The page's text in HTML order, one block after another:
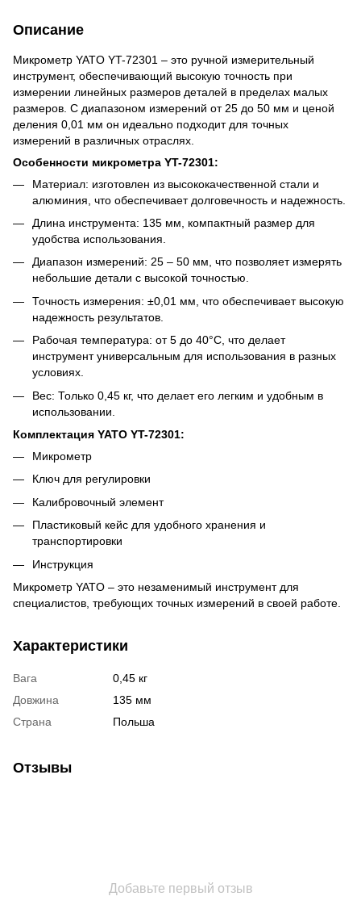
Описание
Микрометр YATO YT-72301 – это ручной измерительный
инструмент, обеспечивающий высокую точность при
измерении линейных размеров деталей в пределах малых
размеров. С диапазоном измерений от 25 до 50 мм и ценой
деления 0,01 мм он идеально подходит для точных
измерений в различных отраслях.
Особенности микрометра YT-72301:
Материал: изготовлен из высококачественной стали и
алюминия, что обеспечивает долговечность и надежность.
Длина инструмента: 135 мм, компактный размер для
удобства использования.
Диапазон измерений: 25 – 50 мм, что позволяет измерять
небольшие детали с высокой точностью.
Точность измерения: ±0,01 мм, что обеспечивает высокую
надежность результатов.
Рабочая температура: от 5 до 40°C, что делает
инструмент универсальным для использования в разных
условиях.
Вес: Только 0,45 кг, что делает его легким и удобным в
использовании.
Комплектация YATO YT-72301:
Микрометр
Ключ для регулировки
Калибровочный элемент
Пластиковый кейс для удобного хранения и
транспортировки
Инструкция
Микрометр YATO – это незаменимый инструмент для
специалистов, требующих точных измерений в своей работе.
Характеристики
Вага
0,45 кг
Довжина
135 мм
Страна
Польша
Отзывы
Добавьте первый отзыв